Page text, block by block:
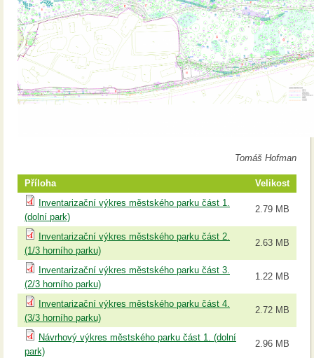
Tomáš Hofman
Příloha
Velikost
Inventarizační výkres městského parku část 1.
(dolní park)
2.79 MB
Inventarizační výkres městského parku část 2.
(1/3 horního parku)
2.63 MB
Inventarizační výkres městského parku část 3.
(2/3 horního parku)
1.22 MB
Inventarizační výkres městského parku část 4.
(3/3 horního parku)
2.72 MB
Návrhový výkres městského parku část 1. (dolní
park)
2.96 MB